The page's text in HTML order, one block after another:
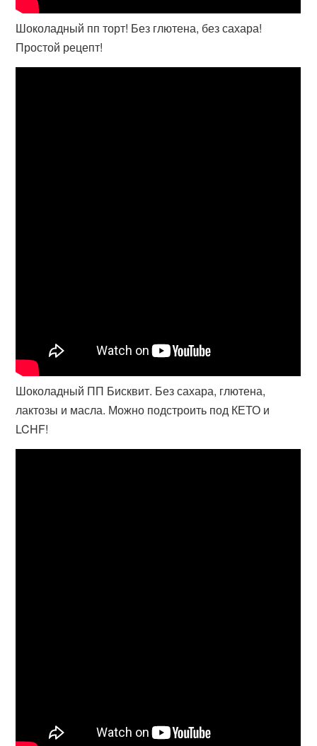
Шоколадный пп торт! Без глютена, без сахара!
Простой рецепт!
Шоколадный ПП Бисквит. Без сахара, глютена,
лактозы и масла. Можно подстроить под КЕТО и
LCHF!